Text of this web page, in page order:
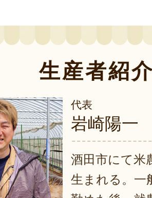
生産者紹
代表
岩崎陽一
酒田市にて米
生まれる。一